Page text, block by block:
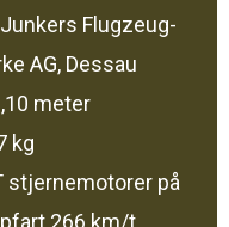
Flugzeug-
AG, Dessau
meter
kg
stjernemotorer på